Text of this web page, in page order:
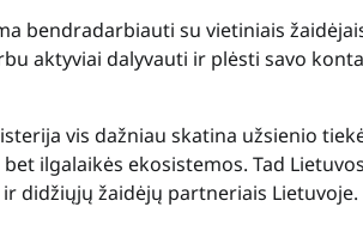
bendradarbiauti su vietiniais
aktyviai dalyvauti ir plėsti savo
vis dažniau skatina užsienio
ilgalaikės ekosistemos. Tad
didžiųjų žaidėjų partneriais Lietuvoje.